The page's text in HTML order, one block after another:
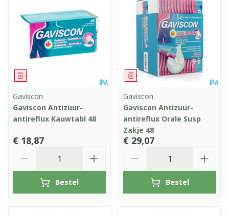
Geneesmiddel
Gaviscon
Gaviscon Antizuur-
antireflux Kauwtabl 48
€ 18,87
Bestel
Geneesmiddel
Gaviscon
Gaviscon Antizuur-
antireflux Orale Susp
Zakje 48
€ 29,07
Bestel